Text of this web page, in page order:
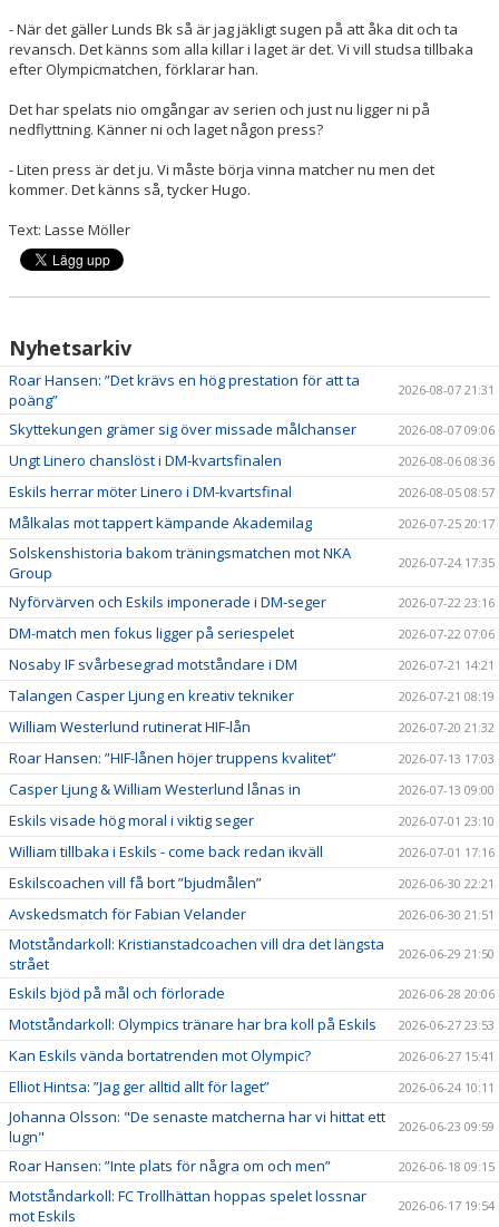
- När det gäller Lunds Bk så är jag jäkligt sugen på att åka dit och ta
revansch. Det känns som alla killar i laget är det. Vi vill studsa tillbaka
efter Olympicmatchen, förklarar han.
Det har spelats nio omgångar av serien och just nu ligger ni på
nedflyttning. Känner ni och laget någon press?
- Liten press är det ju. Vi måste börja vinna matcher nu men det
kommer. Det känns så, tycker Hugo.
Text: Lasse Möller
Nyhetsarkiv
Roar Hansen: ”Det krävs en hög prestation för att ta
poäng”
2026-08-07 21:31
Skyttekungen grämer sig över missade målchanser 2026-08-07 09:06
Ungt Linero chanslöst i DM-kvartsfinalen 2026-08-06 08:36
Eskils herrar möter Linero i DM-kvartsfinal 2026-08-05 08:57
Målkalas mot tappert kämpande Akademilag 2026-07-25 20:17
Solskenshistoria bakom träningsmatchen mot NKA
Group
2026-07-24 17:35
Nyförvärven och Eskils imponerade i DM-seger 2026-07-22 23:16
DM-match men fokus ligger på seriespelet 2026-07-22 07:06
Nosaby IF svårbesegrad motståndare i DM 2026-07-21 14:21
Talangen Casper Ljung en kreativ tekniker 2026-07-21 08:19
William Westerlund rutinerat HIF-lån 2026-07-20 21:32
Roar Hansen: ”HIF-lånen höjer truppens kvalitet” 2026-07-13 17:03
Casper Ljung & William Westerlund lånas in 2026-07-13 09:00
Eskils visade hög moral i viktig seger 2026-07-01 23:10
William tillbaka i Eskils - come back redan ikväll 2026-07-01 17:16
Eskilscoachen vill få bort ”bjudmålen” 2026-06-30 22:21
Avskedsmatch för Fabian Velander 2026-06-30 21:51
Motståndarkoll: Kristianstadcoachen vill dra det längsta
strået
2026-06-29 21:50
Eskils bjöd på mål och förlorade 2026-06-28 20:06
Motståndarkoll: Olympics tränare har bra koll på Eskils 2026-06-27 23:53
Kan Eskils vända bortatrenden mot Olympic? 2026-06-27 15:41
Elliot Hintsa: ”Jag ger alltid allt för laget” 2026-06-24 10:11
Johanna Olsson: "De senaste matcherna har vi hittat ett
lugn"
2026-06-23 09:59
Roar Hansen: ”Inte plats för några om och men” 2026-06-18 09:15
Motståndarkoll: FC Trollhättan hoppas spelet lossnar
mot Eskils
2026-06-17 19:54